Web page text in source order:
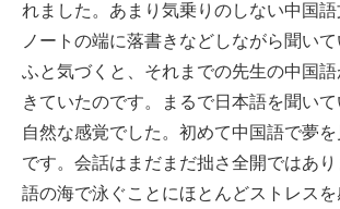
れました。あまり気乗りのしない中国語
ノートの端に落書きなどしながら聞いて
ふと気づくと、それまでの先生の中国
きていたのです。まるで日本語を聞い
自然な感覚でした。初めて中国語で夢
です。会話はまだまだ拙さ全開ではあ
語の海で泳ぐことにほとんどストレス